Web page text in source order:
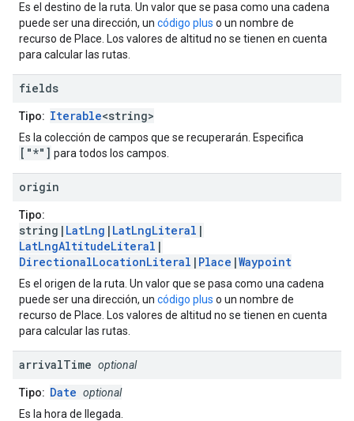
Es el destino de la ruta. Un valor que se pasa como una cadena
puede ser una dirección, un código plus o un nombre de
recurso de Place. Los valores de altitud no se tienen en cuenta
para calcular las rutas.
fields
Tipo: Iterable<string>
Es la colección de campos que se recuperarán. Especifica
["*"] para todos los campos.
origin
Tipo:
string| LatLng | LatLngLiteral |
LatLngAltitudeLiteral |
DirectionalLocationLiteral | Place |Waypoint
Es el origen de la ruta. Un valor que se pasa como una cadena
puede ser una dirección, un código plus o un nombre de
recurso de Place. Los valores de altitud no se tienen en cuenta
para calcular las rutas.
arrivalTime optional
Tipo: Date optional
Es la hora de llegada.